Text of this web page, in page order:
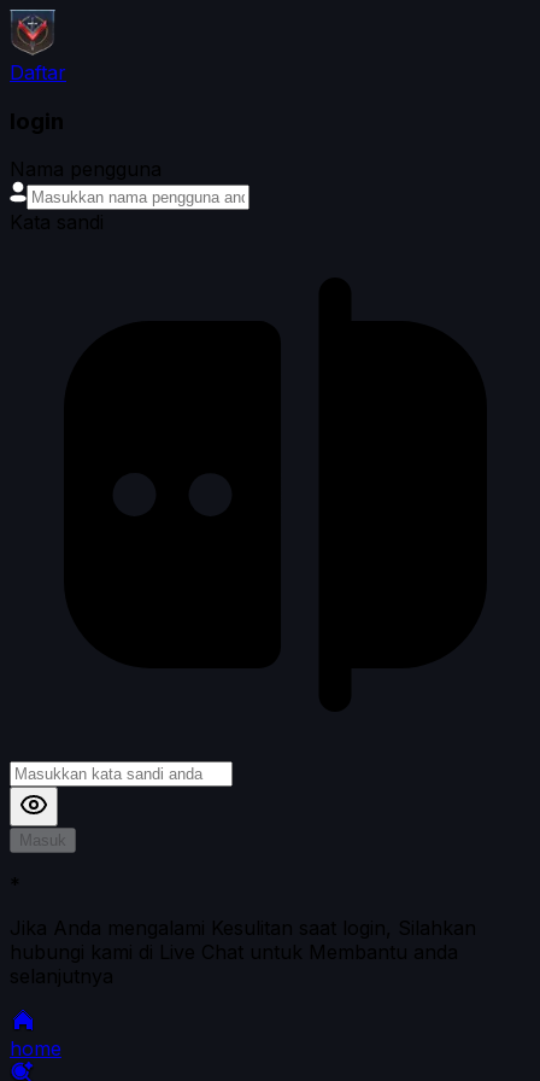
Daftar
login
Nama pengguna
Kata sandi
Masuk
*
Jika Anda mengalami Kesulitan saat login, Silahkan
hubungi kami di Live Chat untuk Membantu anda
selanjutnya
home